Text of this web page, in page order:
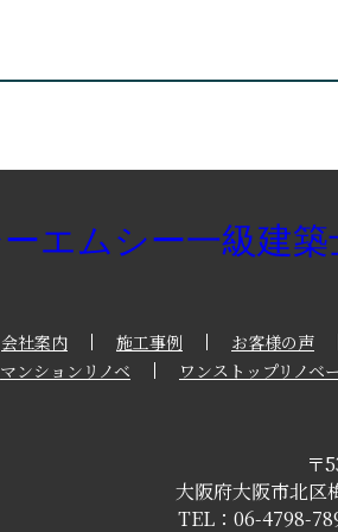
会社案内 施工事例 お客様の声
マンションリノベ ワンストップリノベ
〒
大阪府大阪市北区
TEL：06-4798-